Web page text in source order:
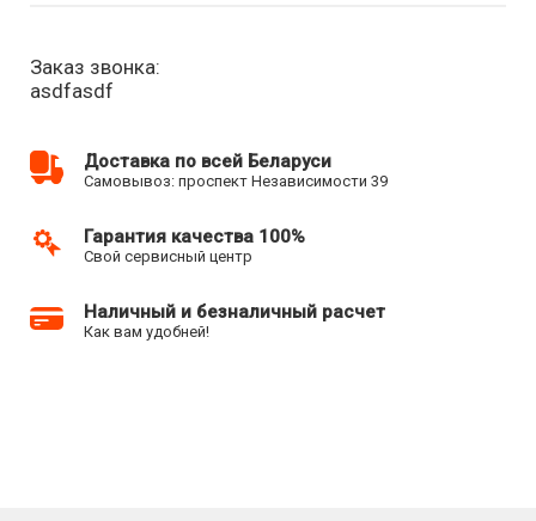
Заказ звонка:
asdfasdf
Доставка по всей Беларуси
Самовывоз: проспект Независимости 39
Гарантия качества 100%
Свой сервисный центр
Наличный и безналичный расчет
Как вам удобней!